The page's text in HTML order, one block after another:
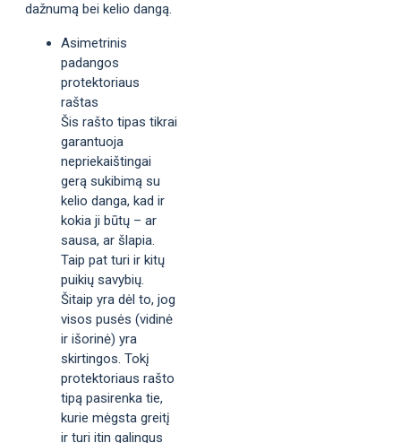
dažnumą bei kelio dangą.
Asimetrinis
padangos
protektoriaus
raštas
Šis rašto tipas tikrai
garantuoja
nepriekaištingai
gerą sukibimą su
kelio danga, kad ir
kokia ji būtų – ar
sausa, ar šlapia.
Taip pat turi ir kitų
puikių savybių.
Šitaip yra dėl to, jog
visos pusės (vidinė
ir išorinė) yra
skirtingos. Tokį
protektoriaus rašto
tipą pasirenka tie,
kurie mėgsta greitį
ir turi itin galingus